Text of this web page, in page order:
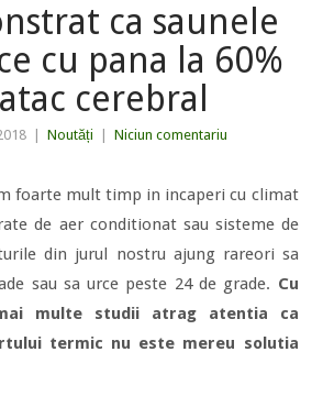
ca saunele
cu pana la 60%
cerebral
Noutăți Niciun comentariu
foarte mult timp in incaperi cu climat
de aer conditionat sau sisteme de
din jurul nostru ajung rareori sa
sau sa urce peste 24 de grade. Cu
multe studii atrag atentia ca
termic nu este mereu solutia